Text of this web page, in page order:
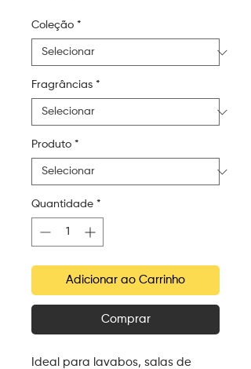
Coleção *
Fragrâncias *
Produto *
Quantidade *
Adicionar ao Carrinho
Comprar
Ideal para lavabos, salas de